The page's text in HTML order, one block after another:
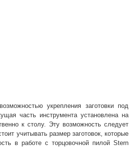
укрепления заготовки под
часть инструмента установлена на
к столу. Эту возможность следует
учитывать размер заготовок, которые
в работе с торцовочной пилой Stern